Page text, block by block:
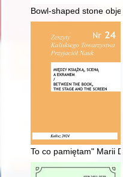
Bowl-shaped stone
To co pamiętam" Marii